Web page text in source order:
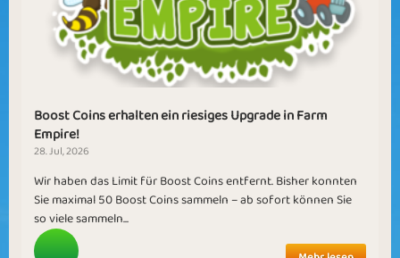
Boost Coins erhalten ein riesiges Upgrade in Farm
Empire!
28. Jul, 2026
Wir haben das Limit für Boost Coins entfernt. Bisher konnten
Sie maximal 50 Boost Coins sammeln – ab sofort können Sie
so viele sammeln...